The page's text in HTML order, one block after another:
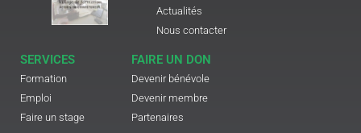
Actualités
Nous contacter
SERVICES
Formation
Emploi
Faire un stage
FAIRE UN DON
Devenir bénévole
Devenir membre
Partenaires